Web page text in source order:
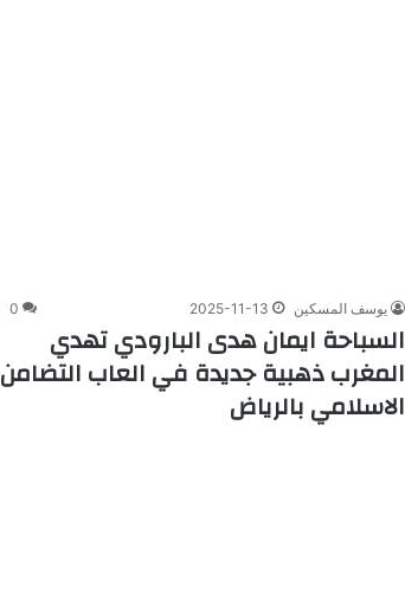
يوسف المسكين 2025-11-13
0
السباحة ايمان هدى البارودي تهدي
المغرب ذهبية جديدة في العاب التضامن
الاسلامي بالرياض